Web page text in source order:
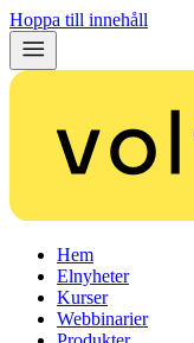
Hoppa till innehåll
Hem
Elnyheter
Kurser
Webbinarier